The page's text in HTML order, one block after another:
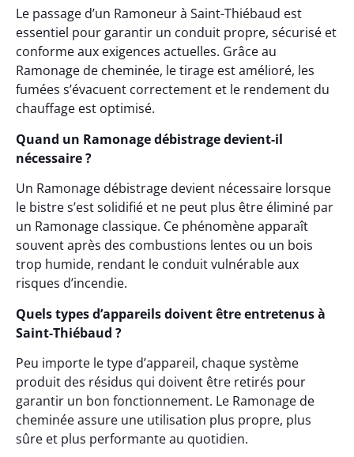
Le passage d’un Ramoneur à Saint-Thiébaud est
essentiel pour garantir un conduit propre, sécurisé et
conforme aux exigences actuelles. Grâce au
Ramonage de cheminée, le tirage est amélioré, les
fumées s’évacuent correctement et le rendement du
chauffage est optimisé.
Quand un Ramonage débistrage devient-il
nécessaire ?
Un Ramonage débistrage devient nécessaire lorsque
le bistre s’est solidifié et ne peut plus être éliminé par
un Ramonage classique. Ce phénomène apparaît
souvent après des combustions lentes ou un bois
trop humide, rendant le conduit vulnérable aux
risques d’incendie.
Quels types d’appareils doivent être entretenus à
Saint-Thiébaud ?
Peu importe le type d’appareil, chaque système
produit des résidus qui doivent être retirés pour
garantir un bon fonctionnement. Le Ramonage de
cheminée assure une utilisation plus propre, plus
sûre et plus performante au quotidien.